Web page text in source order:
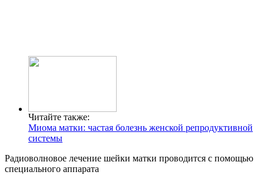
Читайте также:
Миома матки: частая болезнь женской репродуктивной
системы
Радиоволновое лечение шейки матки проводится с помощью
специального аппарата